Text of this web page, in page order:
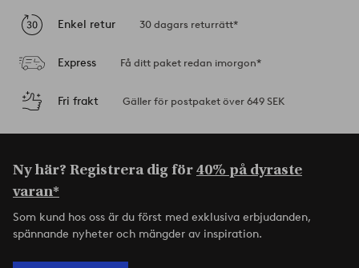
Enkel retur 30 dagars returrätt*
Express Få ditt paket redan imorgon*
Fri frakt Gäller för postpaket över 649 SEK
Ny här? Registrera dig för40% på dyraste
varan*
Som kund hos oss är du först med exklusiva erbjudanden,
spännande nyheter och mängder av inspiration.